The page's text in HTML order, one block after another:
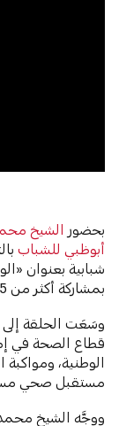
بحضور الشيخ
أبوظبي للشباب
شبابية بعنوان
بمشاركة أكثر من 95 شاباً وشابة من أبوظبي.
وسَعَت الحلقة إلى
قطاع الصحة في
الوطنية،
مستقبل صحي
ووجَّه الشيخ محمد